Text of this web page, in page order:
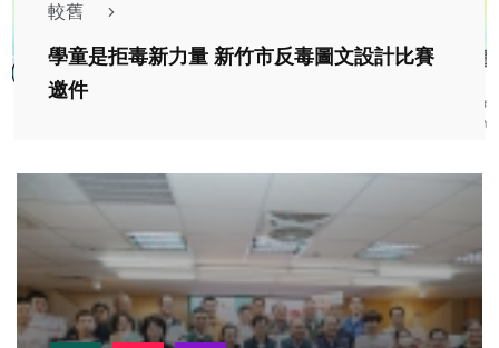
較舊
學童是拒毒新力量 新竹市反毒圖文設計比賽
邀件